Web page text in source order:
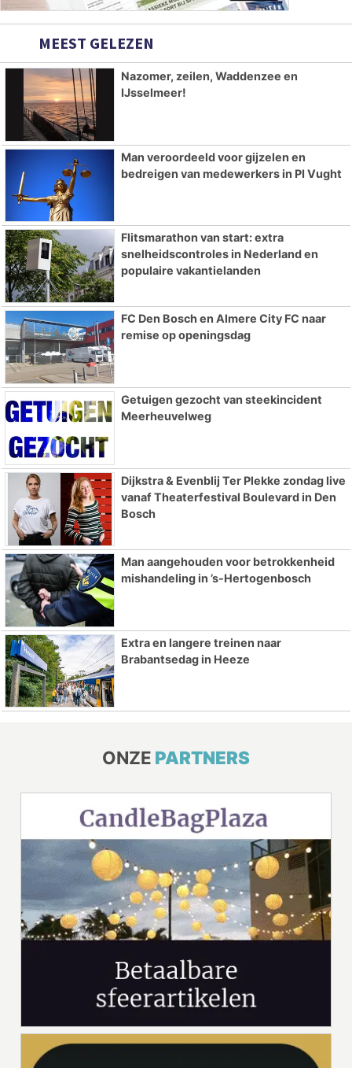
MEEST GELEZEN
Nazomer, zeilen, Waddenzee en
IJsselmeer!
Man veroordeeld voor gijzelen en
bedreigen van medewerkers in PI Vught
Flitsmarathon van start: extra
snelheidscontroles in Nederland en
populaire vakantielanden
FC Den Bosch en Almere City FC naar
remise op openingsdag
Getuigen gezocht van steekincident
Meerheuvelweg
Dijkstra & Evenblij Ter Plekke zondag live
vanaf Theaterfestival Boulevard in Den
Bosch
Man aangehouden voor betrokkenheid
mishandeling in ’s-Hertogenbosch
Extra en langere treinen naar
Brabantsedag in Heeze
ONZE PARTNERS